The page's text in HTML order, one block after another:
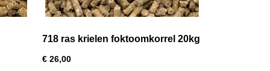
718 ras krielen foktoomkorrel 20kg
€ 26,00